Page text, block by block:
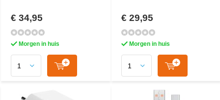
€ 34,95
Morgen in huis
€ 29,95
Morgen in huis